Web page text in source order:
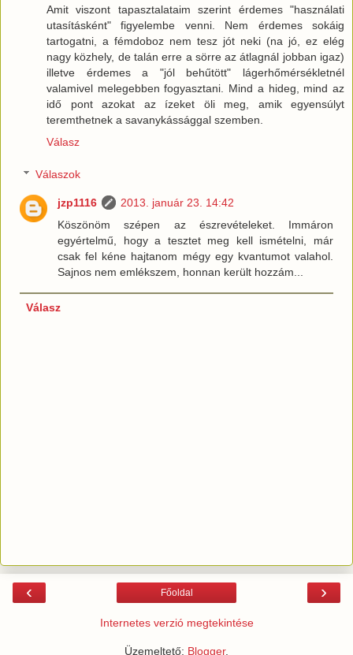
Amit viszont tapasztalataim szerint érdemes "használati
utasításként" figyelembe venni. Nem érdemes sokáig
tartogatni, a fémdoboz nem tesz jót neki (na jó, ez elég
nagy közhely, de talán erre a sörre az átlagnál jobban igaz)
illetve érdemes a "jól behűtött" lágerhőmérsékletnél
valamivel melegebben fogyasztani. Mind a hideg, mind az
idő pont azokat az ízeket öli meg, amik egyensúlyt
teremthetnek a savanykássággal szemben.
Válasz
Válaszok
jzp1116
2013. január 23. 14:42
Köszönöm szépen az észrevételeket. Immáron
egyértelmű, hogy a tesztet meg kell ismételni, már
csak fel kéne hajtanom mégy egy kvantumot valahol.
Sajnos nem emlékszem, honnan került hozzám...
Válasz
‹ ›
Főoldal
Internetes verzió megtekintése
Üzemeltető: Blogger.